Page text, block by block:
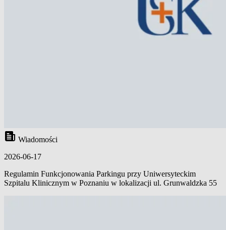
Wiadomości
2026-06-17
Regulamin Funkcjonowania Parkingu przy Uniwersyteckim
Szpitalu Klinicznym w Poznaniu w lokalizacji ul. Grunwaldzka 55